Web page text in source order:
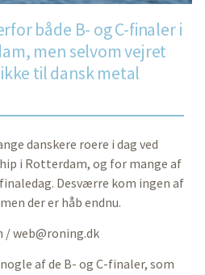
både B- og C-finaler i
men selvom vejret
til dansk metal
danskere roere i dag ved
i Rotterdam, og for mange af
Desværre kom ingen af
der er håb endnu.
/web@roning.dk
af de B- og C-finaler, som